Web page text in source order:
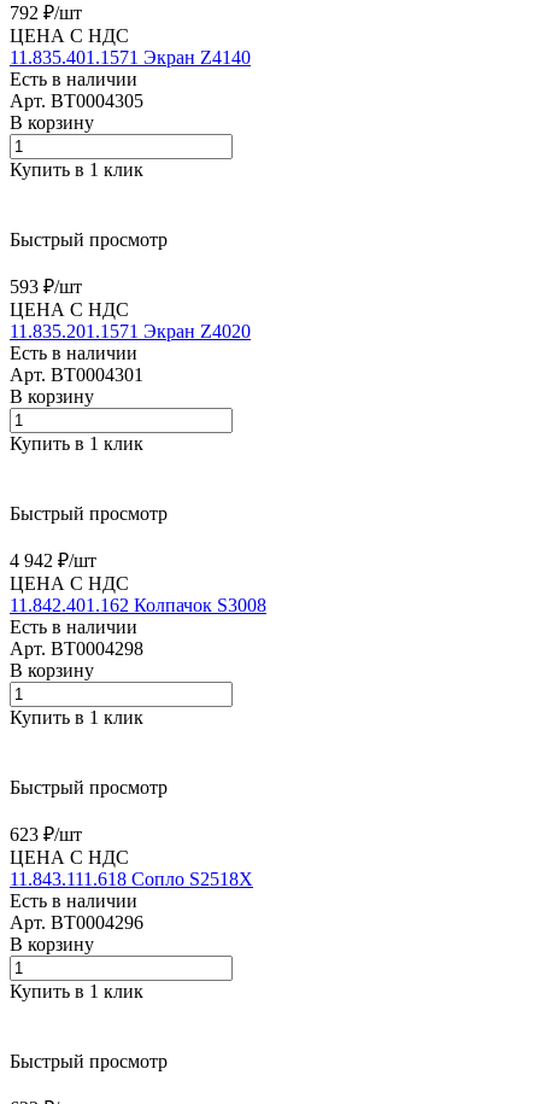
792 ₽/шт
ЦЕНА С НДС
11.835.401.1571 Экран Z4140
Есть в наличии
Арт. BT0004305
В корзину
Купить в 1 клик
Быстрый просмотр
593 ₽/шт
ЦЕНА С НДС
11.835.201.1571 Экран Z4020
Есть в наличии
Арт. BT0004301
В корзину
Купить в 1 клик
Быстрый просмотр
4 942 ₽/шт
ЦЕНА С НДС
11.842.401.162 Колпачок S3008
Есть в наличии
Арт. BT0004298
В корзину
Купить в 1 клик
Быстрый просмотр
623 ₽/шт
ЦЕНА С НДС
11.843.111.618 Сопло S2518X
Есть в наличии
Арт. BT0004296
В корзину
Купить в 1 клик
Быстрый просмотр